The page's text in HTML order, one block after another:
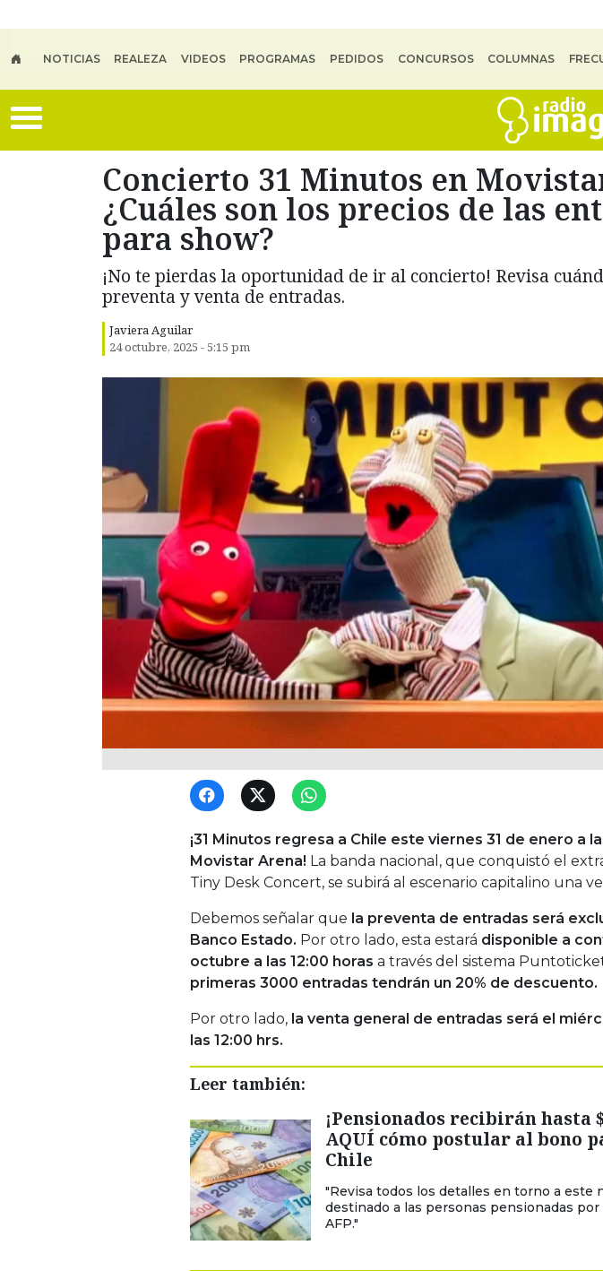
NOTICIAS REALEZA VIDEOS PROGRAMAS PEDIDOS CONCURSOS COLUMNAS
Concierto 31 Minutos en
¿Cuáles son los precios de las
para show?
¡No te pierdas la oportunidad de ir al concierto! Revisa
preventa y venta de entradas.
Javiera Aguilar
24 octubre, 2025 - 5:15 pm
¡31 Minutos regresa a Chile este viernes 31 de enero a
Movistar Arena! La banda nacional, que conquistó el
Tiny Desk Concert, se subirá al escenario capitalino una
Debemos señalar que la preventa de entradas será
Banco Estado. Por otro lado, esta estará disponible a
octubre a las 12:00 horas a través del sistema
primeras 3000 entradas tendrán un 20% de descuento.
Por otro lado, la venta general de entradas será el
las 12:00 hrs.
Leer también:
¡Pensionados recibirán hasta
AQUÍ cómo postular al bono
Chile
"Revisa todos los detalles en torno a este
destinado a las personas pensionadas
AFP."